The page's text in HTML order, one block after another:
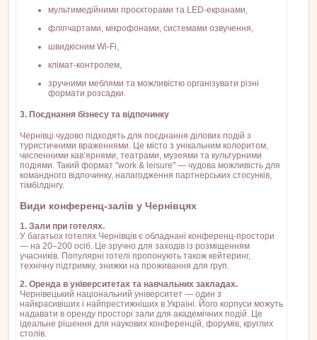
мультимедійними проєкторами та LED-екранами,
фліпчартами, мікрофонами, системами озвучення,
швидкісним Wi-Fi,
клімат-контролем,
зручними меблями та можливістю організувати різні
формати розсадки.
3. Поєднання бізнесу та відпочинку
Чернівці чудово підходять для поєднання ділових подій з
туристичними враженнями. Це місто з унікальним колоритом,
численними кав’ярнями, театрами, музеями та культурними
подіями. Такий формат "work & leisure" — чудова можливість для
командного відпочинку, налагодження партнерських стосунків,
тімбілдінгу.
Види конференц-залів у Чернівцях
1. Зали при готелях.
У багатьох готелях Чернівців є обладнані конференц-простори
— на 20–200 осіб. Це зручно для заходів із розміщенням
учасників. Популярні готелі пропонують також кейтеринг,
технічну підтримку, знижки на проживання для груп.
2. Оренда в університетах та навчальних закладах.
Чернівецький національний університет — один з
найкрасивіших і найпрестижніших в Україні. Його корпуси можуть
надавати в оренду просторі зали для академічних подій. Це
ідеальне рішення для наукових конференцій, форумів, круглих
столів.